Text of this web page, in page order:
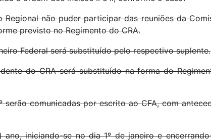
não puder participar das reuniões da
previsto no Regimento do CRA.
Federal será substituído pelo respectivo suplente.
do CRA será substituído na forma do
comunicadas por escrito ao CFA, com
iniciando-se no dia 1º de janeiro e